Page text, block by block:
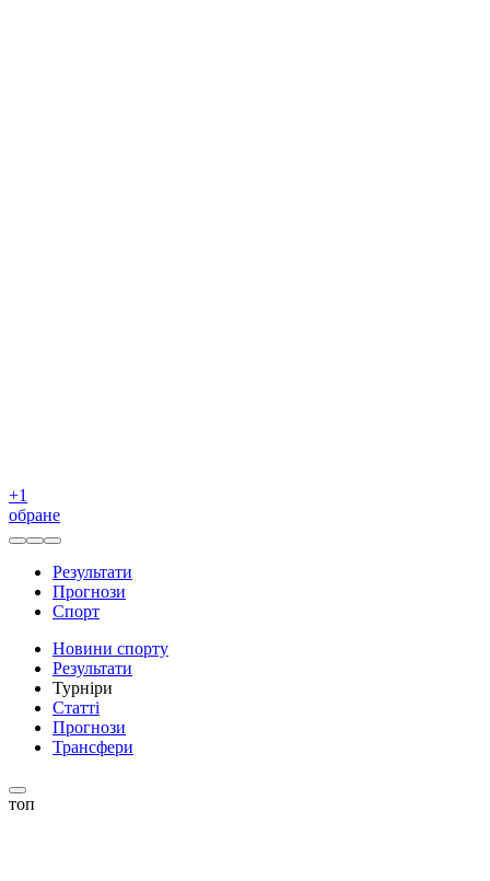
+1
обране
Результати
Прогнози
Спорт
Новини спорту
Результати
Турніри
Статті
Прогнози
Трансфери
топ